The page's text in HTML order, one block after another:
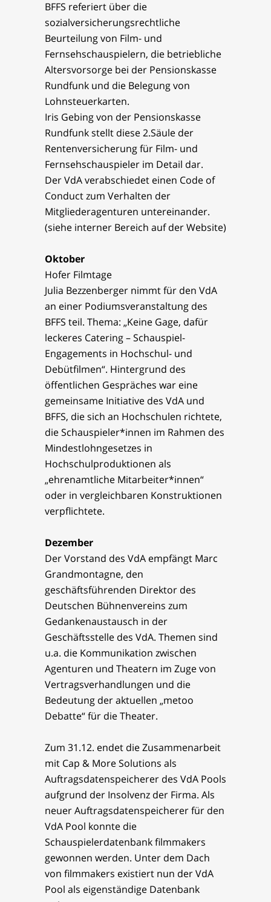
BFFS referiert über die
sozialversicherungsrechtliche
Beurteilung von Film- und
Fernsehschauspielern, die betriebliche
Altersvorsorge bei der Pensionskasse
Rundfunk und die Belegung von
Lohnsteuerkarten.
Iris Gebing von der Pensionskasse
Rundfunk stellt diese 2.Säule der
Rentenversicherung für Film- und
Fernsehschauspieler im Detail dar.
Der VdA verabschiedet einen Code of
Conduct zum Verhalten der
Mitgliederagenturen untereinander.
(siehe interner Bereich auf der Website)
Oktober
Hofer Filmtage
Julia Bezzenberger nimmt für den VdA
an einer Podiumsveranstaltung des
BFFS teil. Thema: „Keine Gage, dafür
leckeres Catering – Schauspiel-
Engagements in Hochschul- und
Debütfilmen“. Hintergrund des
öffentlichen Gespräches war eine
gemeinsame Initiative des VdA und
BFFS, die sich an Hochschulen richtete,
die Schauspieler*innen im Rahmen des
Mindestlohngesetzes in
Hochschulproduktionen als
„ehrenamtliche Mitarbeiter*innen“
oder in vergleichbaren Konstruktionen
verpflichtete.
Dezember
Der Vorstand des VdA empfängt Marc
Grandmontagne, den
geschäftsführenden Direktor des
Deutschen Bühnenvereins zum
Gedankenaustausch in der
Geschäftsstelle des VdA. Themen sind
u.a. die Kommunikation zwischen
Agenturen und Theatern im Zuge von
Vertragsverhandlungen und die
Bedeutung der aktuellen „metoo
Debatte“ für die Theater.
Zum 31.12. endet die Zusammenarbeit
mit Cap & More Solutions als
Auftragsdatenspeicherer des VdA Pools
aufgrund der Insolvenz der Firma. Als
neuer Auftragsdatenspeicherer für den
VdA Pool konnte die
Schauspielerdatenbank filmmakers
gewonnen werden. Unter dem Dach
von filmmakers existiert nun der VdA
Pool als eigenständige Datenbank